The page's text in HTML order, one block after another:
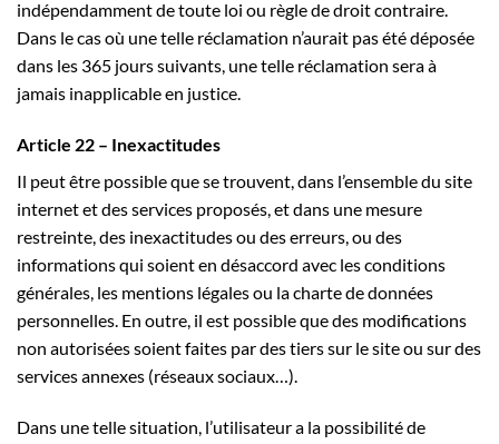
indépendamment de toute loi ou règle de droit contraire.
Dans le cas où une telle réclamation n’aurait pas été déposée
dans les 365 jours suivants, une telle réclamation sera à
jamais inapplicable en justice.
Article 22 – Inexactitudes
Il peut être possible que se trouvent, dans l’ensemble du site
internet et des services proposés, et dans une mesure
restreinte, des inexactitudes ou des erreurs, ou des
informations qui soient en désaccord avec les conditions
générales, les mentions légales ou la charte de données
personnelles. En outre, il est possible que des modifications
non autorisées soient faites par des tiers sur le site ou sur des
services annexes (réseaux sociaux…).
Dans une telle situation, l’utilisateur a la possibilité de